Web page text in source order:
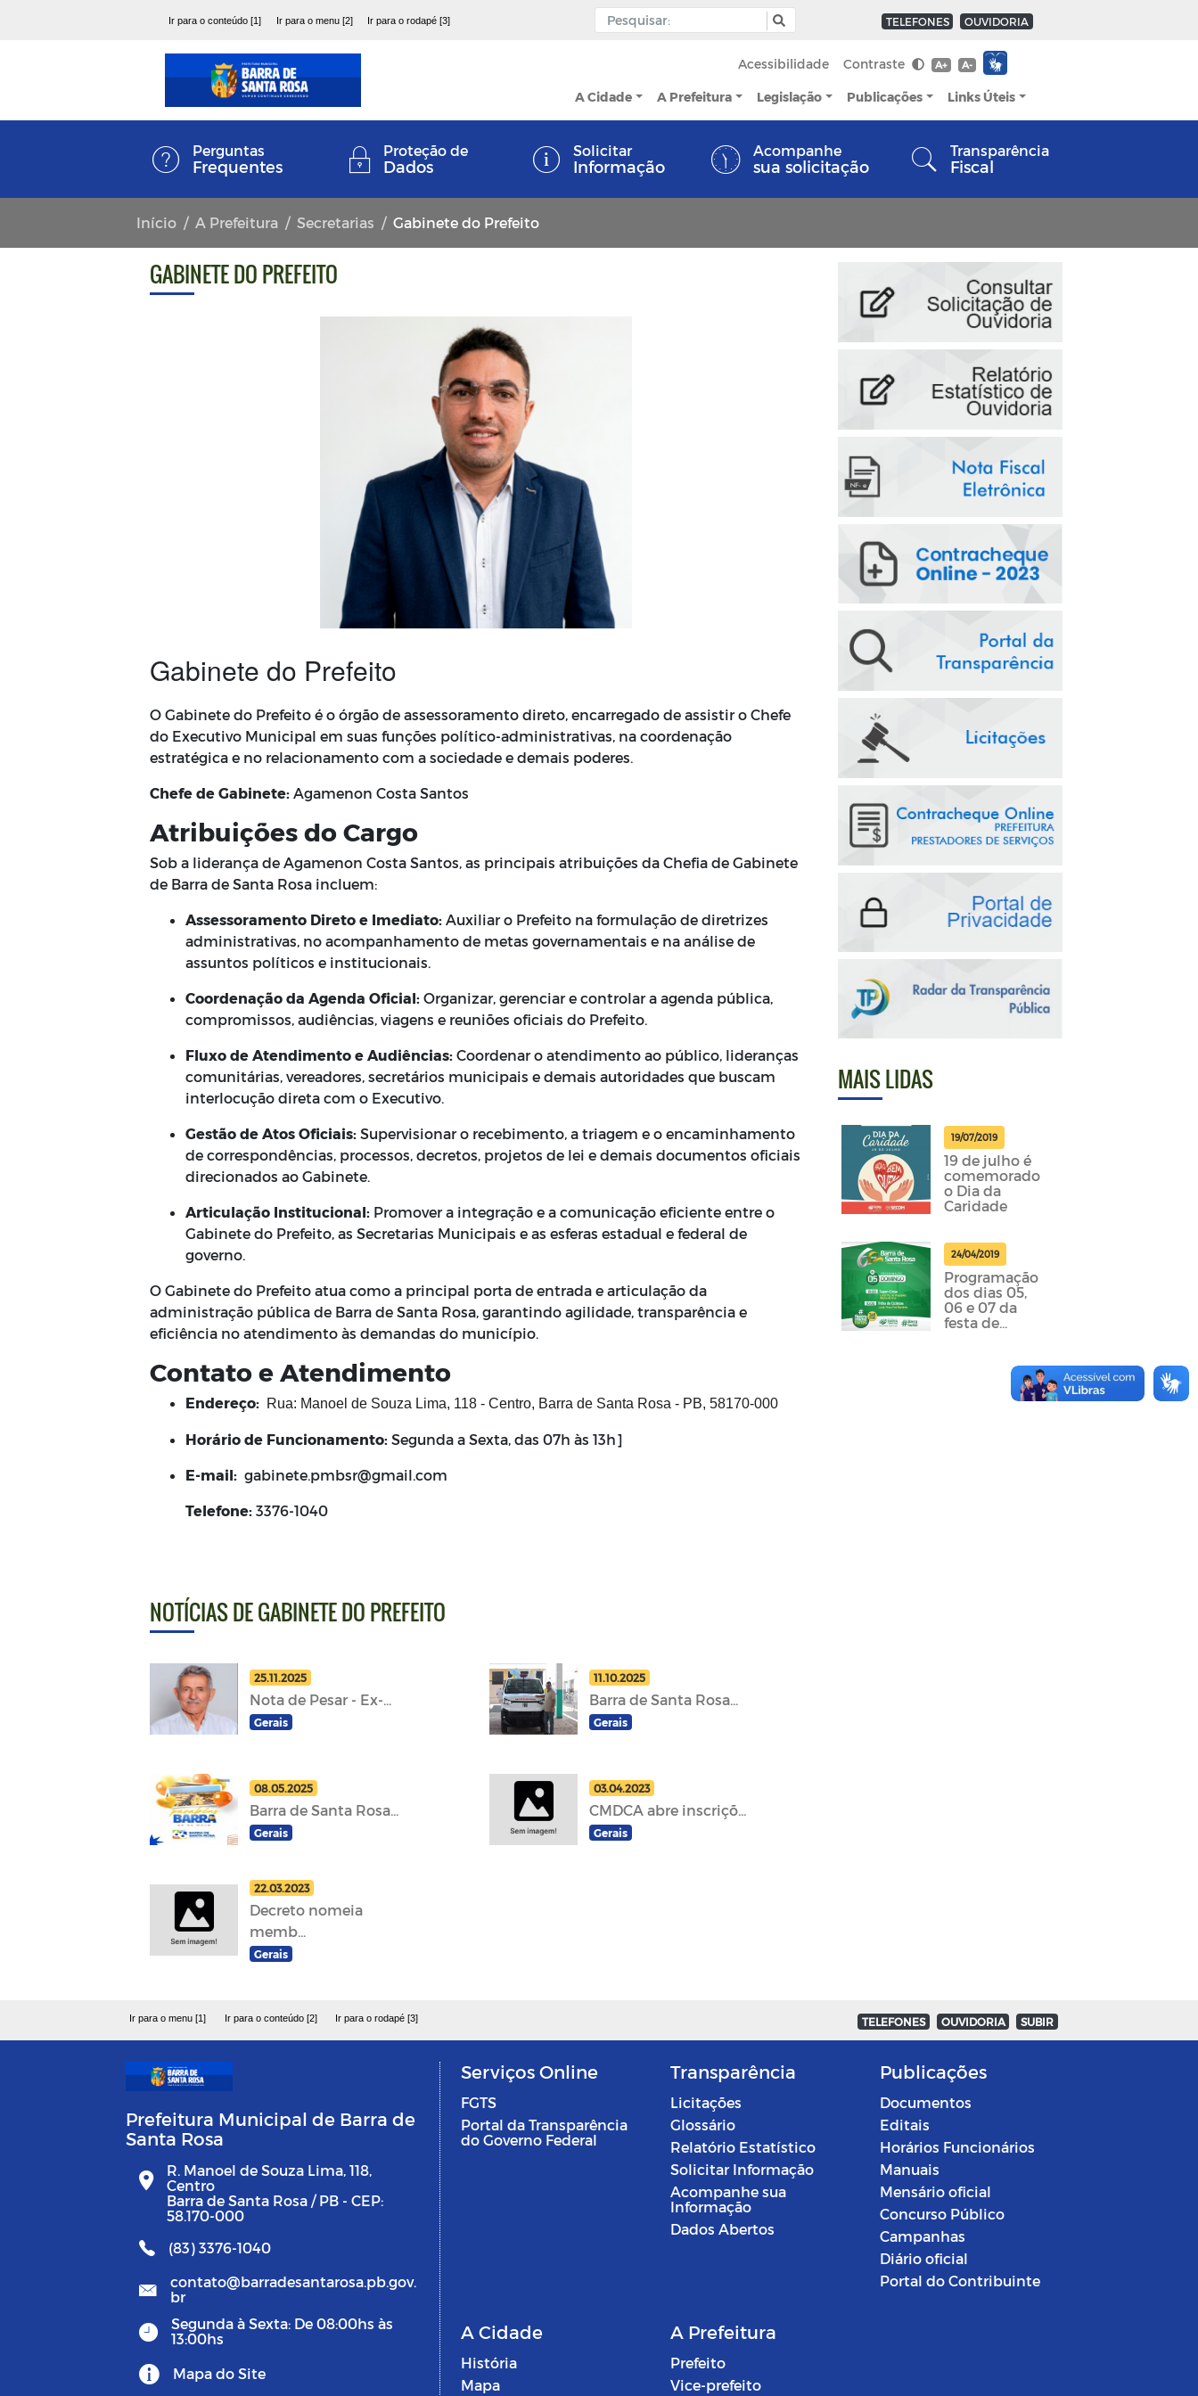
Ir para o conteúdo [1] Ir para o menu [2] Ir para o rodapé [3] TELEFONES OUVIDORIA
Acessibilidade Contraste A+ A-
A Cidade A Prefeitura Legislação Publicações Links Úteis
Perguntas
Frequentes
Proteção de
Dados
Solicitar
Informação
Acompanhe
sua solicitação
Transparência
Fiscal
Início A Prefeitura Secretarias Gabinete do Prefeito
GABINETE DO PREFEITO
Gabinete do Prefeito
O Gabinete do Prefeito é o órgão de assessoramento direto, encarregado de assistir o Chefe
do Executivo Municipal em suas funções político-administrativas, na coordenação
estratégica e no relacionamento com a sociedade e demais poderes.
Chefe de Gabinete: Agamenon Costa Santos
Atribuições do Cargo
Sob a liderança de Agamenon Costa Santos, as principais atribuições da Chefia de Gabinete
de Barra de Santa Rosa incluem:
Assessoramento Direto e Imediato: Auxiliar o Prefeito na formulação de diretrizes
administrativas, no acompanhamento de metas governamentais e na análise de
assuntos políticos e institucionais.
Coordenação da Agenda Oficial: Organizar, gerenciar e controlar a agenda pública,
compromissos, audiências, viagens e reuniões oficiais do Prefeito.
Fluxo de Atendimento e Audiências: Coordenar o atendimento ao público, lideranças
comunitárias, vereadores, secretários municipais e demais autoridades que buscam
interlocução direta com o Executivo.
Gestão de Atos Oficiais: Supervisionar o recebimento, a triagem e o encaminhamento
de correspondências, processos, decretos, projetos de lei e demais documentos oficiais
direcionados ao Gabinete.
Articulação Institucional: Promover a integração e a comunicação eficiente entre o
Gabinete do Prefeito, as Secretarias Municipais e as esferas estadual e federal de
governo.
O Gabinete do Prefeito atua como a principal porta de entrada e articulação da
administração pública de Barra de Santa Rosa, garantindo agilidade, transparência e
eficiência no atendimento às demandas do município.
Contato e Atendimento
Endereço: Rua: Manoel de Souza Lima, 118 - Centro, Barra de Santa Rosa - PB, 58170-000
Horário de Funcionamento: Segunda a Sexta, das 07h às 13h]
E-mail: gabinete.pmbsr@gmail.com
Telefone: 3376-1040
NOTÍCIAS DE GABINETE DO PREFEITO
25.11.2025
Nota de Pesar - Ex-...
Gerais
11.10.2025
Barra de Santa Rosa...
Gerais
08.05.2025
Barra de Santa Rosa...
Gerais
03.04.2023
CMDCA abre inscriçõ...
Gerais
22.03.2023
Decreto nomeia
memb...
Gerais
MAIS LIDAS
19/07/2019
19 de julho é
comemorado
o Dia da
Caridade
24/04/2019
Programação
dos dias 05,
06 e 07 da
festa de
Ir para o menu [1] Ir para o conteúdo [2] Ir para o rodapé [3] TELEFONES OUVIDORIA SUBIR
Prefeitura Municipal de Barra de
Santa Rosa
R. Manoel de Souza Lima, 118,
Centro
Barra de Santa Rosa / PB - CEP:
58.170-000
(83) 3376-1040
contato@barradesantarosa.pb.gov.
br
Segunda à Sexta: De 08:00hs às
13:00hs
Mapa do Site
Serviços Online
FGTS
Portal da Transparência
do Governo Federal
Transparência
Licitações
Glossário
Relatório Estatístico
Solicitar Informação
Acompanhe sua
Informação
Dados Abertos
Publicações
Documentos
Editais
Horários Funcionários
Manuais
Mensário oficial
Concurso Público
Campanhas
Diário oficial
Portal do Contribuinte
A Cidade
História
Mapa
A Prefeitura
Prefeito
Vice-prefeito